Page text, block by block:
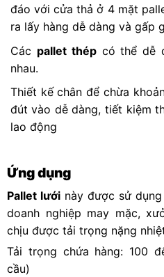
đáo với cửa thả ở 4 mặt
ra lấy hàng dễ dàng và gấp
Các pallet thépcó thể dễ
nhau.
Thiết kế chân để chừa
đút vào dễ dàng, tiết kiệm
lao động
Ứng dụng
Pallet lưới này được sử
doanh nghiệp may mặc,
chịu được tải trọng nặng
Tải trọng chứa hàng: 100
cầu)